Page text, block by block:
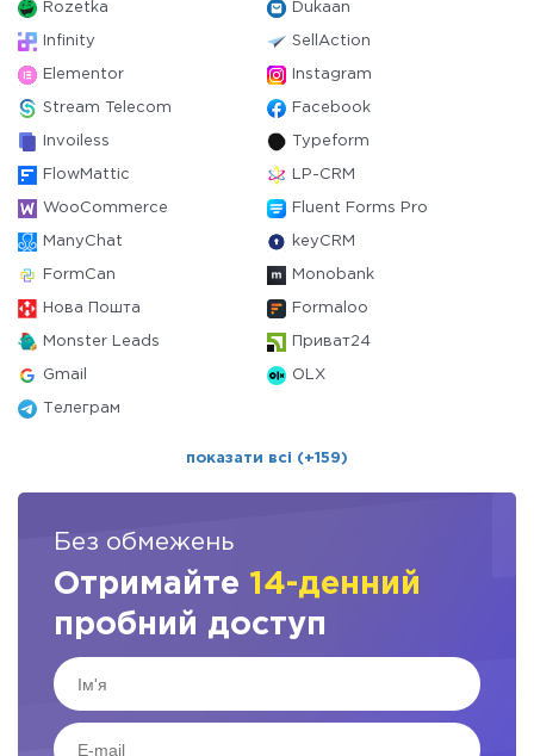
Rozetka Dukaan
Infinity SellAction
Elementor Instagram
Stream Telecom Facebook
Invoiless Typeform
FlowMattic LP-CRM
WooCommerce Fluent Forms Pro
ManyChat keyCRM
FormCan Monobank
Нова Пошта Formaloo
Monster Leads Приват24
Gmail OLX
Телеграм
показати всі (+159)
Без обмежень
Отримайте 14-денний
пробний доступ